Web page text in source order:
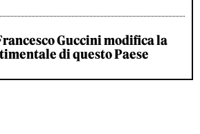
Guccini modifica la
di questo Paese